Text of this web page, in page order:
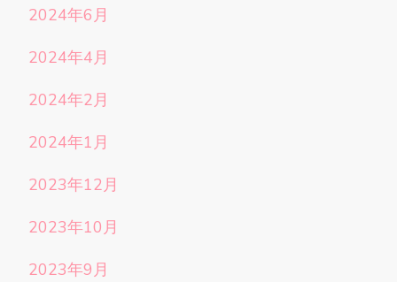
2024年6月
2024年4月
2024年2月
2024年1月
2023年12月
2023年10月
2023年9月